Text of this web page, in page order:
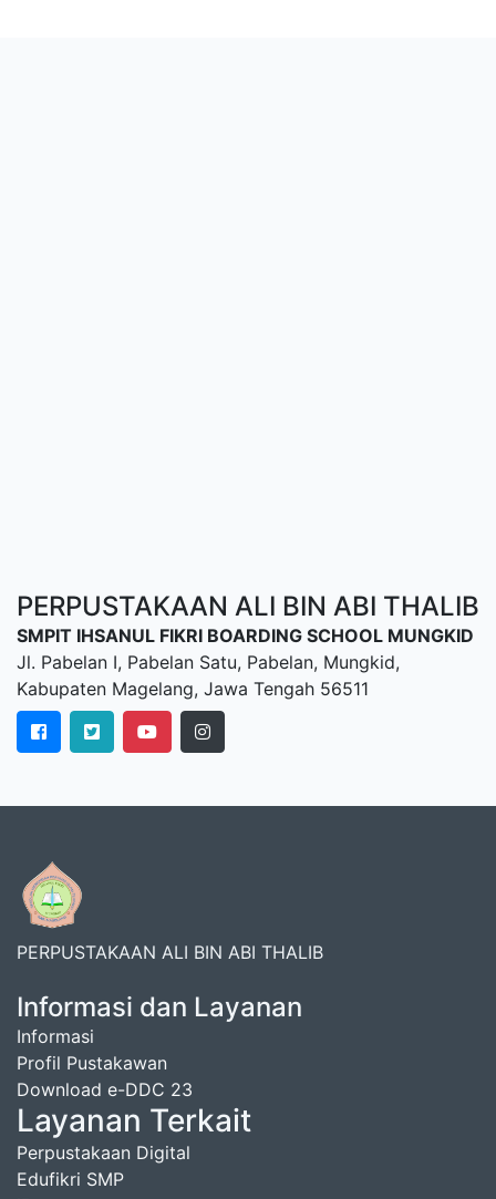
PERPUSTAKAAN ALI BIN ABI THALIB
SMPIT IHSANUL FIKRI BOARDING SCHOOL MUNGKID
Jl. Pabelan I, Pabelan Satu, Pabelan, Mungkid,
Kabupaten Magelang, Jawa Tengah 56511
PERPUSTAKAAN ALI BIN ABI THALIB
Informasi dan Layanan
Informasi
Profil Pustakawan
Download e-DDC 23
Layanan Terkait
Perpustakaan Digital
Edufikri SMP